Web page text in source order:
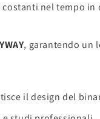
nel tempo in
, garantendo un
il design del